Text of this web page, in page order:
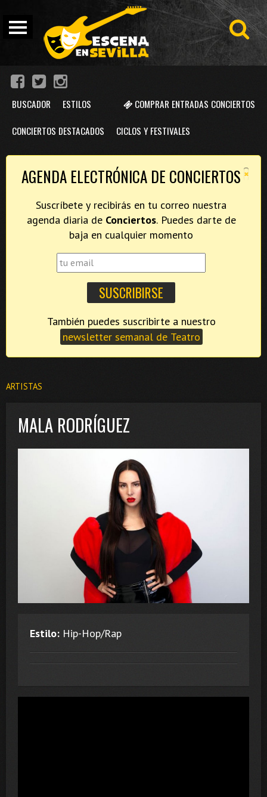
COMPRAR ENTRADAS CONCIERTOS
BUSCADOR ESTILOS
CONCIERTOS DESTACADOS CICLOS Y FESTIVALES
×
AGENDA ELECTRÓNICA DE CONCIERTOS
Suscríbete y recibirás en tu correo nuestra
agenda diaria de Conciertos. Puedes darte de
baja en cualquier momento
newsletter semanal de Teatro
ARTISTAS
MALA RODRÍGUEZ
Estilo: Hip-Hop/Rap